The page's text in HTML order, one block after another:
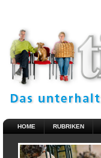
HOME RUBRIKEN